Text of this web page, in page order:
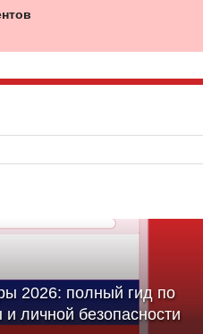
2026: полный гид по
личной безопасности